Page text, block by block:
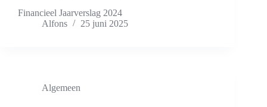
Financieel Jaarverslag 2024
Alfons
25 juni 2025
Algemeen